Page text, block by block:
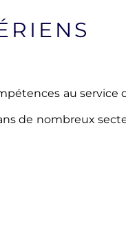
au service
de nombreux